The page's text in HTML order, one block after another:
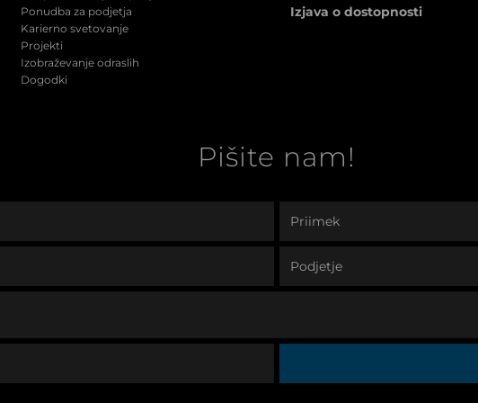
Ponudba za podjetja
Karierno svetovanje
Projekti
Izobraževanje odraslih
Dogodki
Izjava o dostopnosti
Pišite nam!